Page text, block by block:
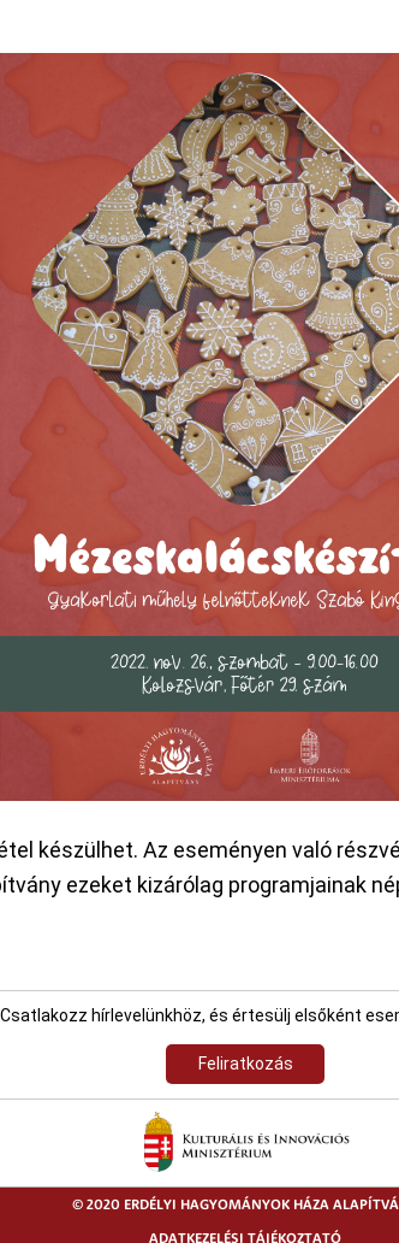
készülhet. Az eseményen való
ezeket kizárólag programjainak
Csatlakozz hírlevelünkhöz, és értesülj elsőként
Feliratkozás
© 2020 ERDÉLYI HAGYOMÁNYOK HÁZA
ADATKEZELÉSI TÁJÉKOZTATÓ